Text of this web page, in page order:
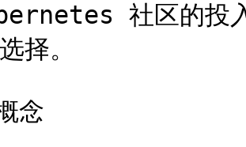
社区的投
择。
念